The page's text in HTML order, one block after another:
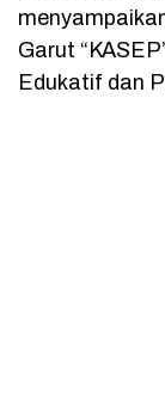
Garut
Edukatif dan